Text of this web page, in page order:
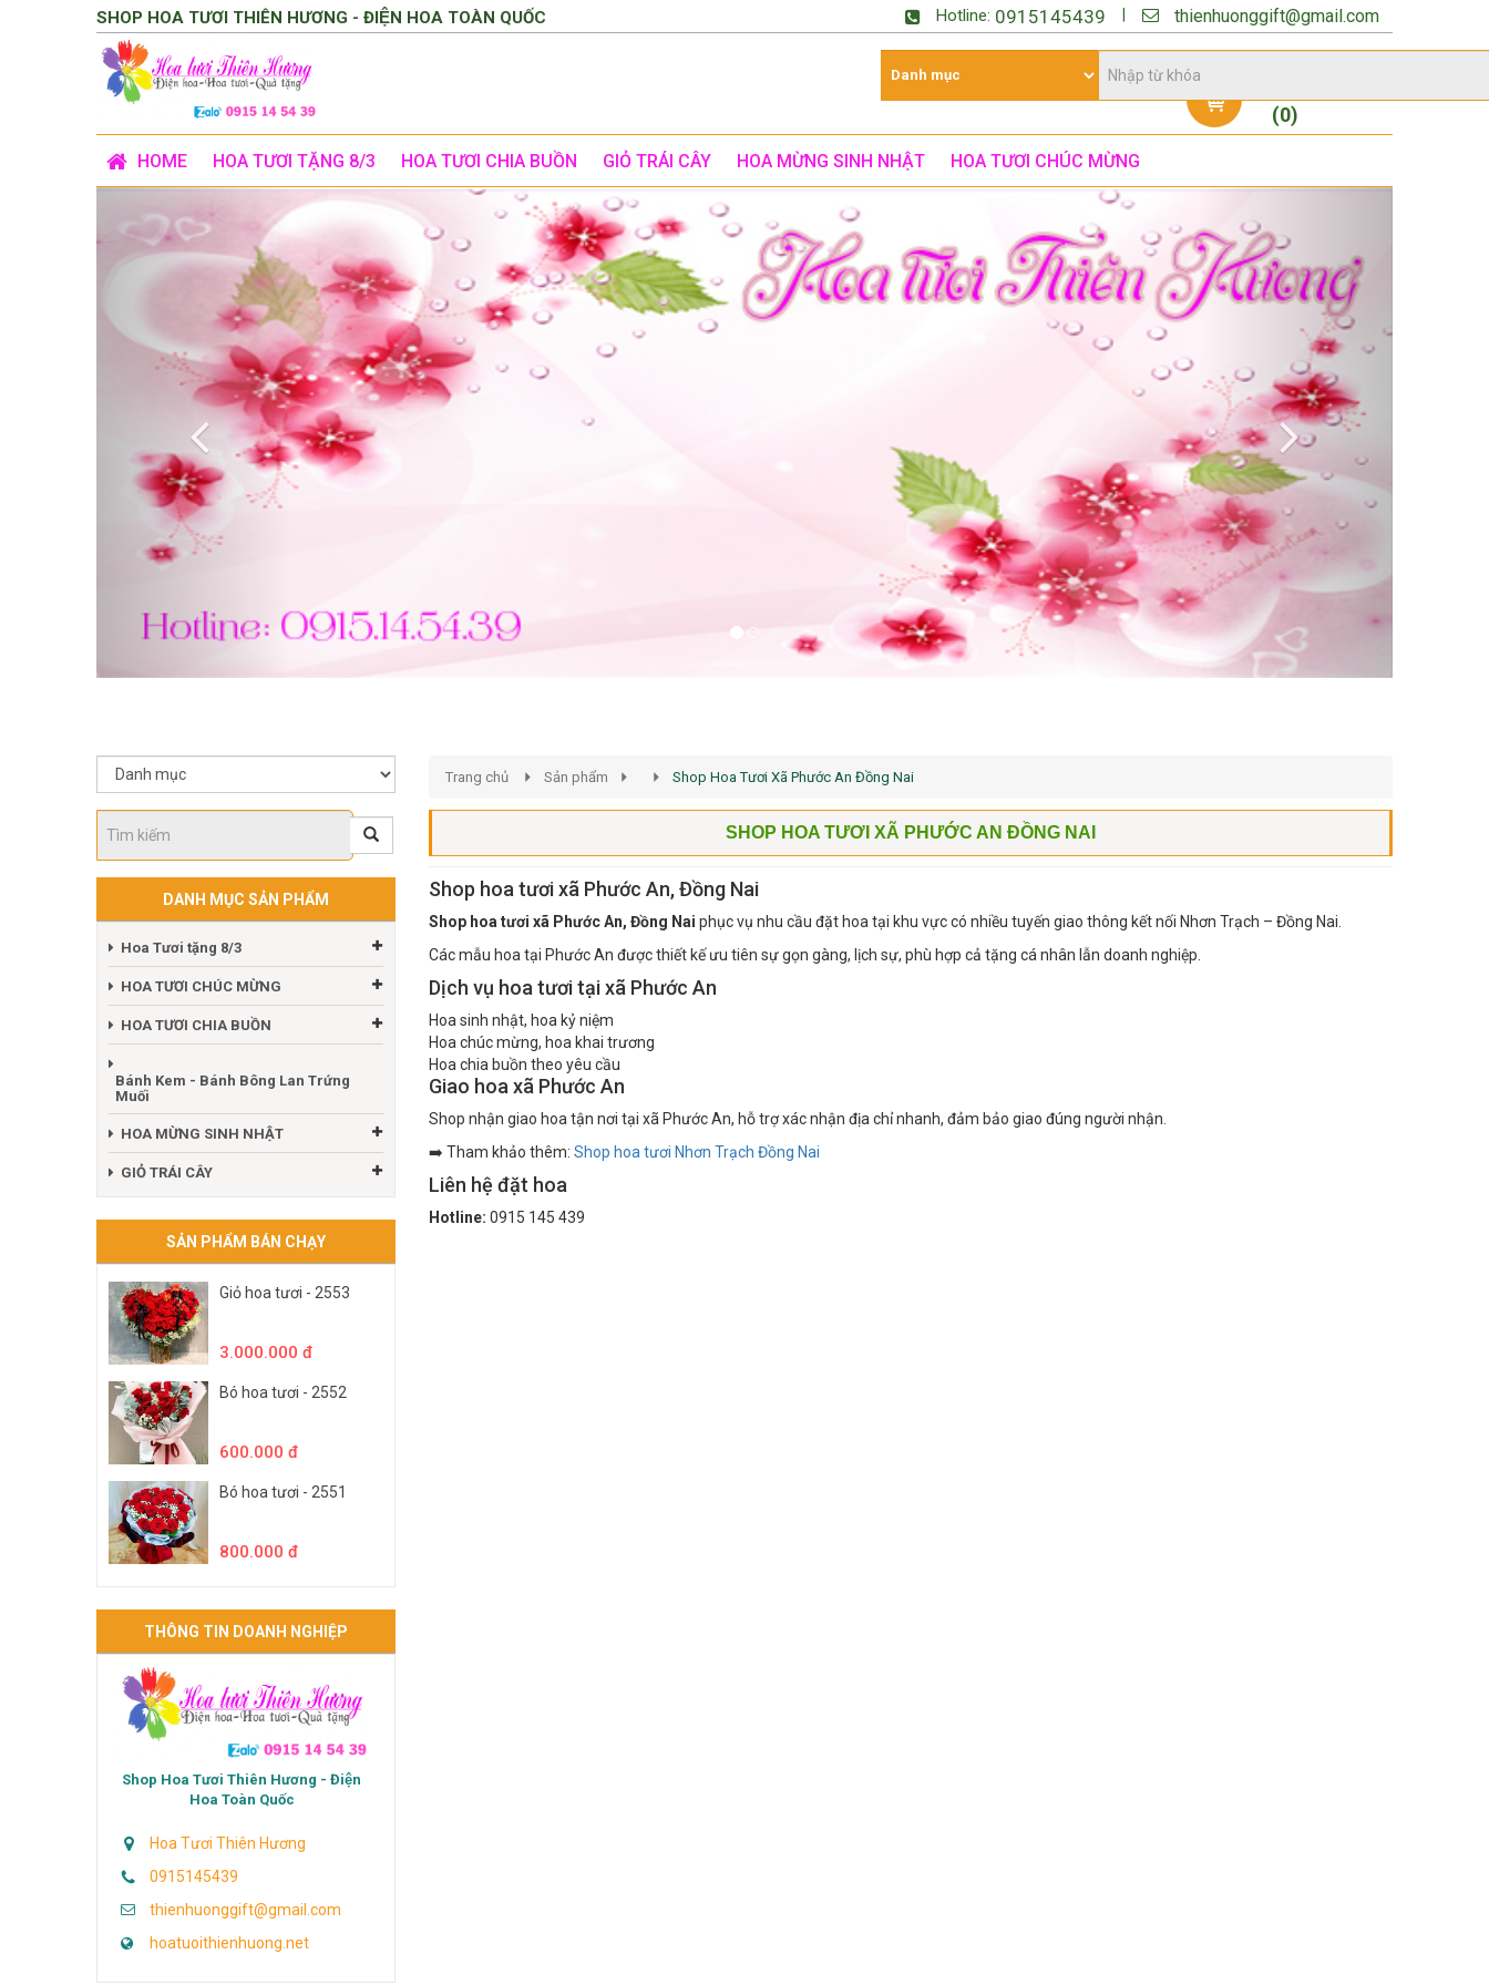
SHOP HOA TƯƠI THIÊN HƯƠNG - ĐIỆN HOA TOÀN QUỐC Hotline: 0915145439 thienhuonggift@gmail.com
(0)
HOME HOA TƯƠI TẶNG 8/3 HOA TƯƠI CHIA BUỒN GIỎ TRÁI CÂY HOA MỪNG SINH NHẬT HOA TƯƠI CHÚC MỪNG
Previous
DANH MỤC SẢN PHẨM
Hoa Tươi tặng 8/3
HOA TƯƠI CHÚC MỪNG
HOA TƯƠI CHIA BUỒN
Bánh Kem - Bánh Bông Lan Trứng
Muối
HOA MỪNG SINH NHẬT
GIỎ TRÁI CÂY
SẢN PHẨM BÁN CHẠY
Giỏ hoa tươi - 2553
3.000.000 đ
Bó hoa tươi - 2552
600.000 đ
Bó hoa tươi - 2551
800.000 đ
THÔNG TIN DOANH NGHIỆP
Shop Hoa Tươi Thiên Hương - Điện
Hoa Toàn Quốc
Hoa Tươi Thiên Hương
0915145439
thienhuonggift@gmail.com
hoatuoithienhuong.net
Trang chủ Sản phẩm Shop Hoa Tươi Xã Phước An Đồng Nai
SHOP HOA TƯƠI XÃ PHƯỚC AN ĐỒNG NAI
Shop hoa tươi xã Phước An, Đồng Nai
Shop hoa tươi xã Phước An, Đồng Nai phục vụ nhu cầu đặt hoa tại khu vực có nhiều tuyến giao thông kết nối Nhơn Trạch – Đồng Nai.
Các mẫu hoa tại Phước An được thiết kế ưu tiên sự gọn gàng, lịch sự, phù hợp cả tặng cá nhân lẫn doanh nghiệp.
Dịch vụ hoa tươi tại xã Phước An
Hoa sinh nhật, hoa kỷ niệm
Hoa chúc mừng, hoa khai trương
Hoa chia buồn theo yêu cầu
Giao hoa xã Phước An
Shop nhận giao hoa tận nơi tại xã Phước An, hỗ trợ xác nhận địa chỉ nhanh, đảm bảo giao đúng người nhận.
➡️ Tham khảo thêm: Shop hoa tươi Nhơn Trạch Đồng Nai
Liên hệ đặt hoa
Hotline: 0915 145 439